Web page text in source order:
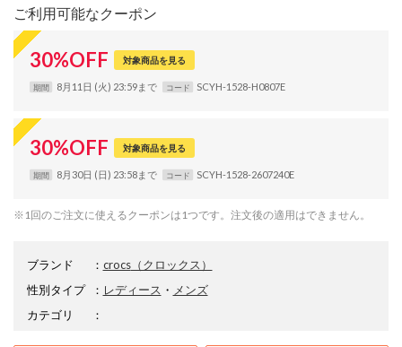
ご利用可能なクーポン
30%OFF 対象商品を見る
期間 8月11日 (火) 23:59まで コード SCYH-1528-H0807E
30%OFF 対象商品を見る
期間 8月30日 (日) 23:58まで コード SCYH-1528-2607240E
※1回のご注文に使えるクーポンは1つです。注文後の適用はできません。
ブランド ： crocs（クロックス）
性別タイプ
： レディース ・ メンズ
カテゴリ
：